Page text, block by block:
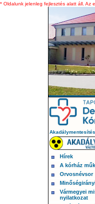
* Oldalunk jelenleg fejlesztés alatt áll. Az
Hírek
A kórház
Orvosnévsor
Vármegyei
nyilatkozat